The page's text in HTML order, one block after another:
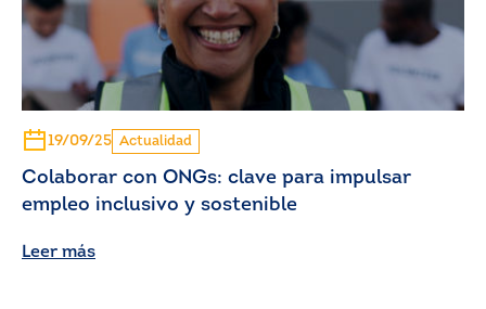
19/09/25 Actualidad
Colaborar con ONGs: clave para impulsar
empleo inclusivo y sostenible
Leer más